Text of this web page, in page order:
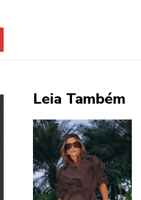
Leia Também